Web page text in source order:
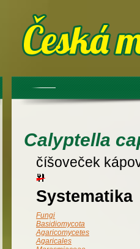
Calyptella
číšoveček
Systematika
Fungi
Basidiomycota
Agaricomycetes
Agaricales